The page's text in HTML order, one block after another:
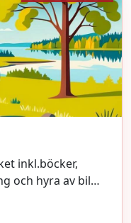
inkl.böcker,
och hyra av bil